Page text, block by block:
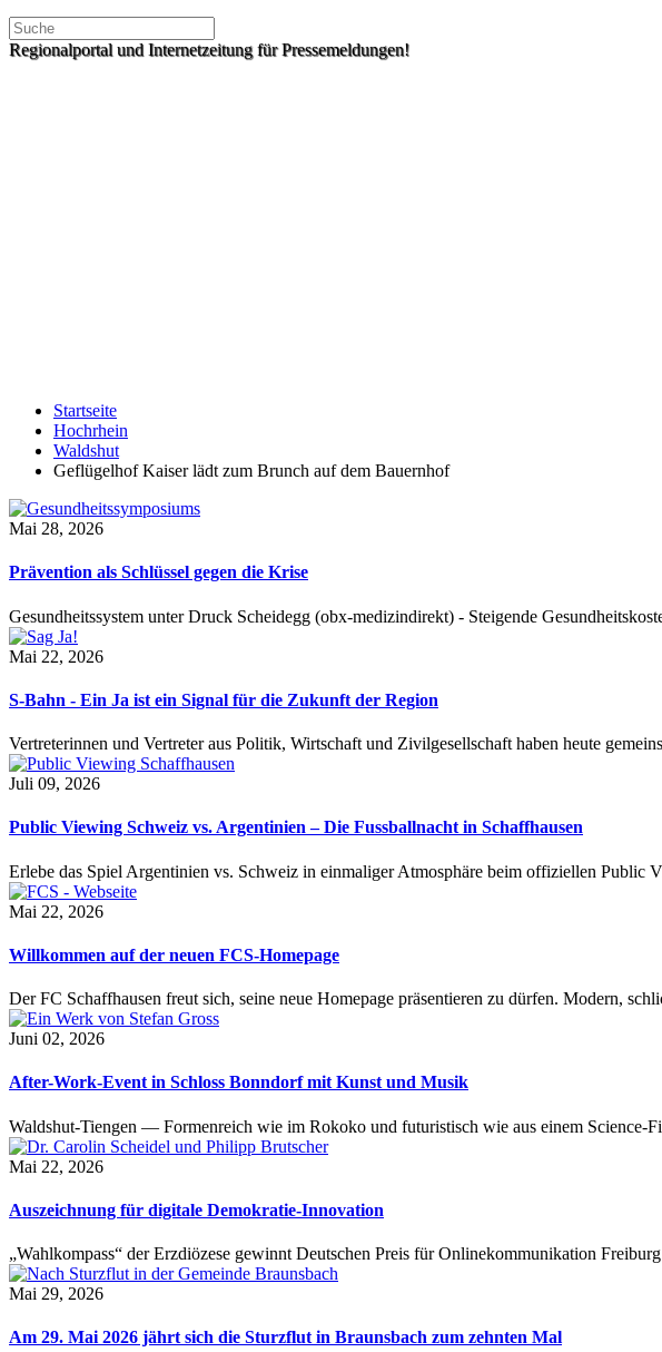
Regionalportal und Internetzeitung für Pressemeldungen!
Startseite
Hochrhein
Waldshut
Geflügelhof Kaiser lädt zum Brunch auf dem Bauernhof
Mai 28, 2026
Prävention als Schlüssel gegen die Krise
Gesundheitssystem unter Druck Scheidegg (obx-medizindirekt) - Steigende
Mai 22, 2026
S-Bahn - Ein Ja ist ein Signal für die Zukunft der Region
Vertreterinnen und Vertreter aus Politik, Wirtschaft und Zivilgesellschaft haben heute
Juli 09, 2026
Public Viewing Schweiz vs. Argentinien – Die Fussballnacht in Schaffhausen
Erlebe das Spiel Argentinien vs. Schweiz in einmaliger Atmosphäre beim offiziellen
Mai 22, 2026
Willkommen auf der neuen FCS-Homepage
Der FC Schaffhausen freut sich, seine neue Homepage präsentieren zu dürfen. Modern,
Juni 02, 2026
After-Work-Event in Schloss Bonndorf mit Kunst und Musik
Waldshut-Tiengen — Formenreich wie im Rokoko und futuristisch wie aus einem
Mai 22, 2026
Auszeichnung für digitale Demokratie-Innovation
„Wahlkompass“ der Erzdiözese gewinnt Deutschen Preis für Onlinekommunikation
Mai 29, 2026
Am 29. Mai 2026 jährt sich die Sturzflut in Braunsbach zum zehnten Mal